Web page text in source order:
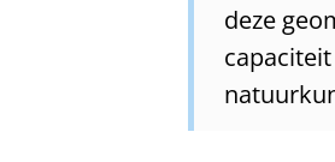
deze